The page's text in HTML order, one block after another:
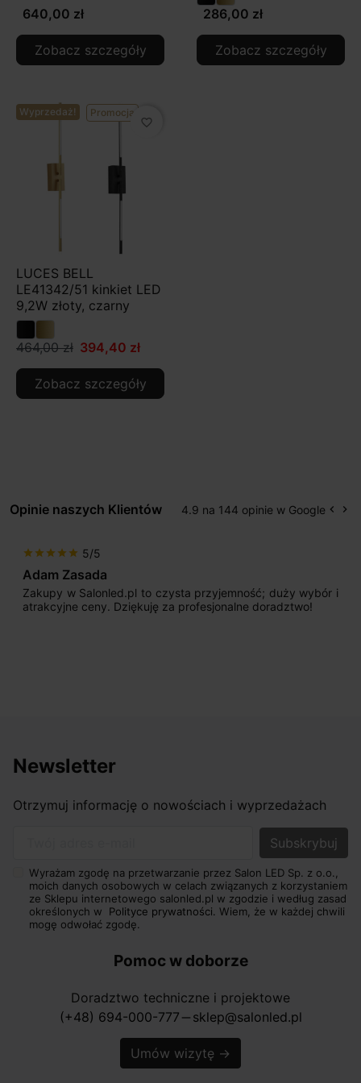
640,00 zł
Zobacz szczegóły
286,00 zł
Zobacz szczegóły
Wyprzedaż! Promocja
favorite_border
LUCES BELL
LE41342/51 kinkiet LED
9,2W złoty, czarny
464,00 zł 394,40 zł
Zobacz szczegóły
Opinie naszych Klientów 4.9 na 144 opinie w Google keyboard_arrow_left keyboard_arrow_right
star star star star star 5/5
Adam Zasada
Zakupy w Salonled.pl to czysta przyjemność; duży wybór i
atrakcyjne ceny. Dziękuję za profesjonalne doradztwo!
Newsletter
Otrzymuj informację o nowościach i wyprzedażach
Wyrażam zgodę na przetwarzanie przez Salon LED Sp. z o.o.,
moich danych osobowych w celach związanych z korzystaniem
ze Sklepu internetowego salonled.pl w zgodzie i według zasad
określonych w Polityce prywatności. Wiem, że w każdej chwili
mogę odwołać zgodę.
Pomoc w doborze
Doradztwo techniczne i projektowe
(+48) 694-000-777 horizontal_rule sklep@salonled.pl
Umów wizytę →